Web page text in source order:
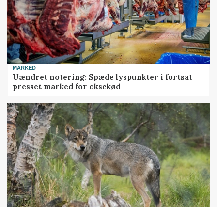
MARKED
Uændret notering: Spæde lyspunkter i fortsat
presset marked for oksekød